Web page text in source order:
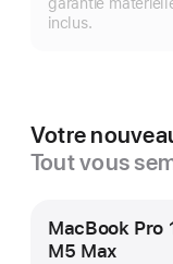
inclus.
Votre
Tout vous
MacBook Pro
M5 Max